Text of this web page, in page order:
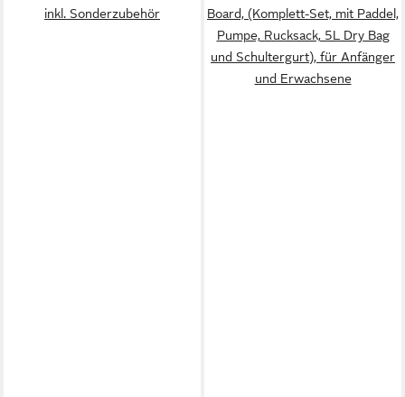
inkl. Sonderzubehör
Board, (Komplett-Set, mit Paddel,
Pumpe, Rucksack, 5L Dry Bag
und Schultergurt), für Anfänger
und Erwachsene